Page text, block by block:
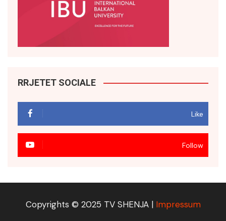
RRJETET SOCIALE
Like
Follow
Copyrights © 2025 TV SHENJA | Impressum